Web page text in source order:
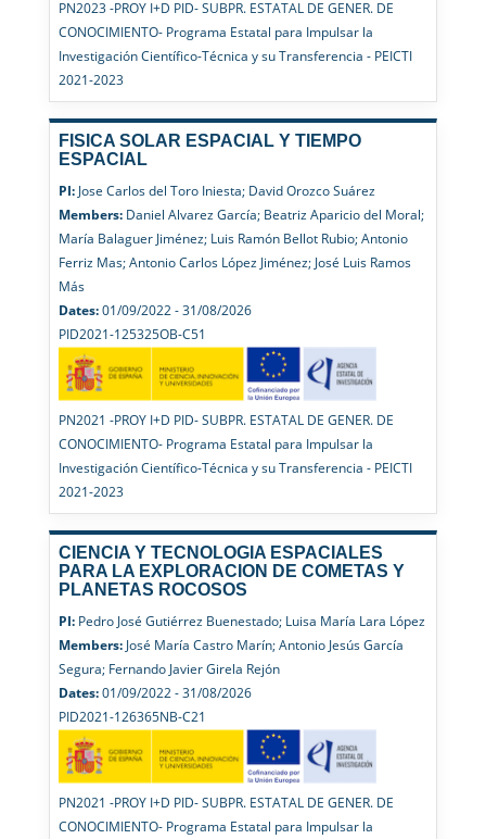
PN2023 -PROY I+D PID- SUBPR. ESTATAL DE GENER. DE
CONOCIMIENTO- Programa Estatal para Impulsar la
Investigación Científico-Técnica y su Transferencia - PEICTI
2021-2023
FISICA SOLAR ESPACIAL Y TIEMPO
ESPACIAL
PI:Jose Carlos del Toro Iniesta; David Orozco Suárez
Members:Daniel Alvarez García; Beatriz Aparicio del Moral;
María Balaguer Jiménez; Luis Ramón Bellot Rubio; Antonio
Ferriz Mas; Antonio Carlos López Jiménez; José Luis Ramos
Más
Dates:01/09/2022 - 31/08/2026
PID2021-125325OB-C51
PN2021 -PROY I+D PID- SUBPR. ESTATAL DE GENER. DE
CONOCIMIENTO- Programa Estatal para Impulsar la
Investigación Científico-Técnica y su Transferencia - PEICTI
2021-2023
CIENCIA Y TECNOLOGIA ESPACIALES
PARA LA EXPLORACION DE COMETAS Y
PLANETAS ROCOSOS
PI:Pedro José Gutiérrez Buenestado; Luisa María Lara López
Members:José María Castro Marín; Antonio Jesús García
Segura; Fernando Javier Girela Rejón
Dates:01/09/2022 - 31/08/2026
PID2021-126365NB-C21
PN2021 -PROY I+D PID- SUBPR. ESTATAL DE GENER. DE
CONOCIMIENTO- Programa Estatal para Impulsar la